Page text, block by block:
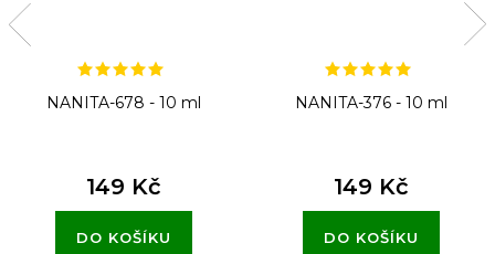
NANITA-678 - 10 ml
149 Kč
DO KOŠÍKU
NANITA-376 - 10 ml
149 Kč
DO KOŠÍKU